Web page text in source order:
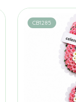
CB1285